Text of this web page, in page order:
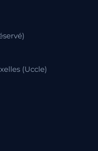
(Uccle)